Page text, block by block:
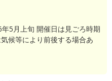
5月上旬 開催日は見ごろ時期
候等により前後する場合あ